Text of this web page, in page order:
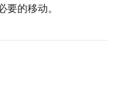
要的移动。